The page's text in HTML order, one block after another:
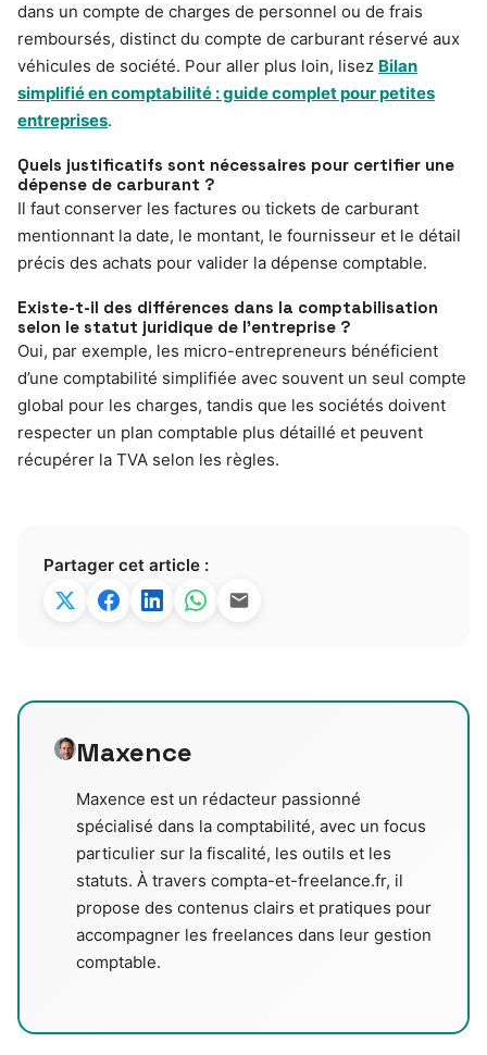
dans un compte de charges de personnel ou de frais
remboursés, distinct du compte de carburant réservé aux
véhicules de société. Pour aller plus loin, lisez Bilan
simplifié en comptabilité : guide complet pour petites
entreprises.
Quels justificatifs sont nécessaires pour certifier une
dépense de carburant ?
Il faut conserver les factures ou tickets de carburant
mentionnant la date, le montant, le fournisseur et le détail
précis des achats pour valider la dépense comptable.
Existe-t-il des différences dans la comptabilisation
selon le statut juridique de l’entreprise ?
Oui, par exemple, les micro-entrepreneurs bénéficient
d’une comptabilité simplifiée avec souvent un seul compte
global pour les charges, tandis que les sociétés doivent
respecter un plan comptable plus détaillé et peuvent
récupérer la TVA selon les règles.
Partager cet article :
Maxence
Maxence est un rédacteur passionné
spécialisé dans la comptabilité, avec un focus
particulier sur la fiscalité, les outils et les
statuts. À travers compta-et-freelance.fr, il
propose des contenus clairs et pratiques pour
accompagner les freelances dans leur gestion
comptable.